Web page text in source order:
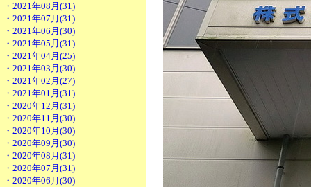
・2021年08月(31)
・2021年07月(31)
・2021年06月(30)
・2021年05月(31)
・2021年04月(25)
・2021年03月(30)
・2021年02月(27)
・2021年01月(31)
・2020年12月(31)
・2020年11月(30)
・2020年10月(30)
・2020年09月(30)
・2020年08月(31)
・2020年07月(31)
・2020年06月(30)